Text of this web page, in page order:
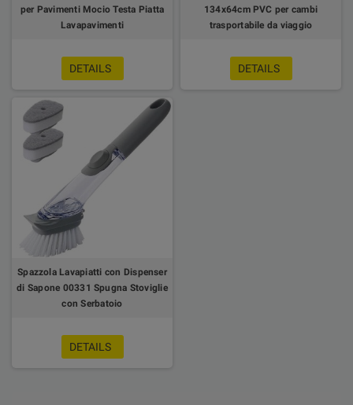
per Pavimenti Mocio Testa Piatta
Lavapavimenti
DETAILS
134x64cm PVC per cambi
trasportabile da viaggio
DETAILS
Spazzola Lavapiatti con Dispenser
di Sapone 00331 Spugna Stoviglie
con Serbatoio
DETAILS